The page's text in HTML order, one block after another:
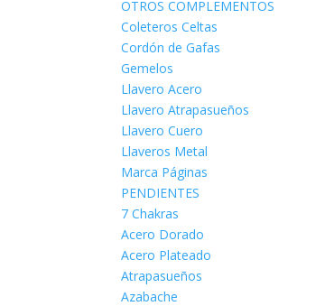
OTROS COMPLEMENTOS
Coleteros Celtas
Cordón de Gafas
Gemelos
Llavero Acero
Llavero Atrapasueños
Llavero Cuero
Llaveros Metal
Marca Páginas
PENDIENTES
7 Chakras
Acero Dorado
Acero Plateado
Atrapasueños
Azabache